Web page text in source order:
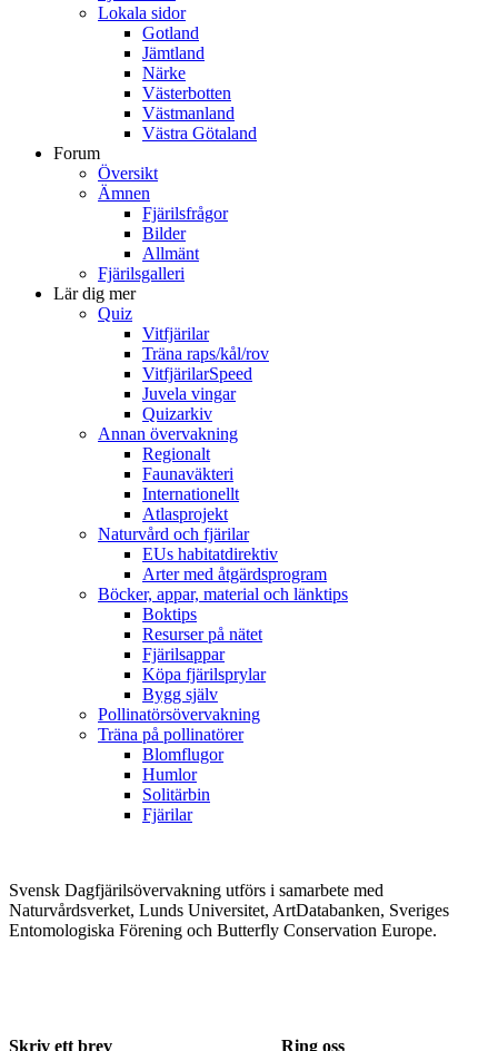
Lokala sidor
Gotland
Jämtland
Närke
Västerbotten
Västmanland
Västra Götaland
Forum
Översikt
Ämnen
Fjärilsfrågor
Bilder
Allmänt
Fjärilsgalleri
Lär dig mer
Quiz
Vitfjärilar
Träna raps/kål/rov
VitfjärilarSpeed
Juvela vingar
Quizarkiv
Annan övervakning
Regionalt
Faunaväkteri
Internationellt
Atlasprojekt
Naturvård och fjärilar
EUs habitatdirektiv
Arter med åtgärdsprogram
Böcker, appar, material och länktips
Boktips
Resurser på nätet
Fjärilsappar
Köpa fjärilsprylar
Bygg själv
Pollinatörsövervakning
Träna på pollinatörer
Blomflugor
Humlor
Solitärbin
Fjärilar
Svensk Dagfjärilsövervakning utförs i samarbete med
Naturvårdsverket, Lunds Universitet, ArtDatabanken, Sveriges
Entomologiska Förening och Butterfly Conservation Europe.
Skriv ett brev Ring oss